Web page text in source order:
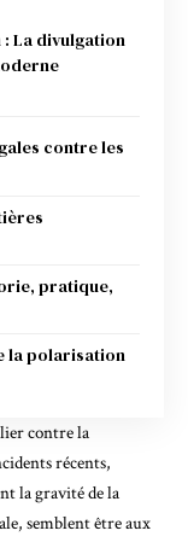
La divulgation
contre les
pratique,
la polarisation
contre la
récents,
la gravité de la
semblent être aux